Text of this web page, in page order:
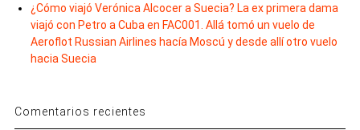
¿Cómo viajó Verónica Alcocer a Suecia? La ex primera dama
viajó con Petro a Cuba en FAC001. Allá tomó un vuelo de
Aeroflot Russian Airlines hacía Moscú y desde allí otro vuelo
hacia Suecia
Comentarios recientes